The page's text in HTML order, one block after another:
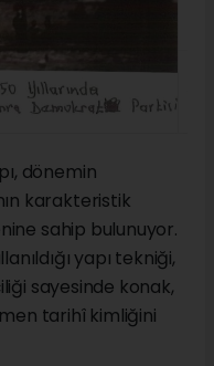
dönemin
karakteristik
sahip bulunuyor.
yapı tekniği,
sayesinde konak,
tarihî kimliğini